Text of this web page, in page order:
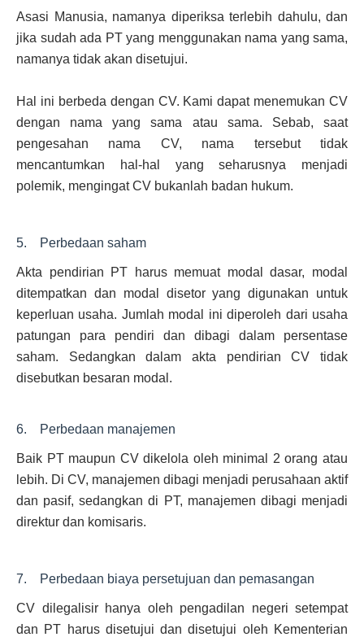
Asasi Manusia, namanya diperiksa terlebih dahulu, dan
jika sudah ada PT yang menggunakan nama yang sama,
namanya tidak akan disetujui.
Hal ini berbeda dengan CV. Kami dapat menemukan CV
dengan nama yang sama atau sama. Sebab, saat
pengesahan nama CV, nama tersebut tidak
mencantumkan hal-hal yang seharusnya menjadi
polemik, mengingat CV bukanlah badan hukum.
5. Perbedaan saham
Akta pendirian PT harus memuat modal dasar, modal
ditempatkan dan modal disetor yang digunakan untuk
keperluan usaha. Jumlah modal ini diperoleh dari usaha
patungan para pendiri dan dibagi dalam persentase
saham. Sedangkan dalam akta pendirian CV tidak
disebutkan besaran modal.
6. Perbedaan manajemen
Baik PT maupun CV dikelola oleh minimal 2 orang atau
lebih. Di CV, manajemen dibagi menjadi perusahaan aktif
dan pasif, sedangkan di PT, manajemen dibagi menjadi
direktur dan komisaris.
7. Perbedaan biaya persetujuan dan pemasangan
CV dilegalisir hanya oleh pengadilan negeri setempat
dan PT harus disetujui dan disetujui oleh Kementerian